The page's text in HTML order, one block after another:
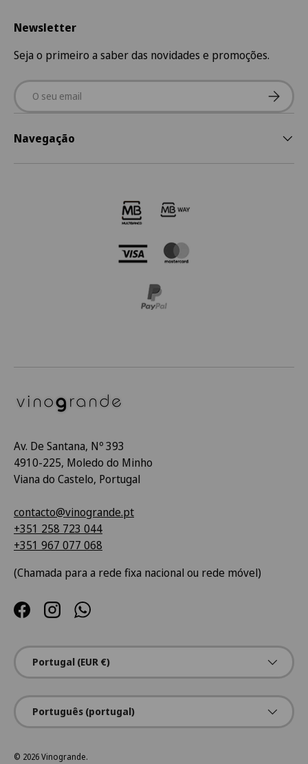
Newsletter
Seja o primeiro a saber das novidades e promoções.
Email
Navegação
Av. De Santana, Nº 393
4910-225, Moledo do Minho
Viana do Castelo, Portugal
contacto@vinogrande.pt
+351 258 723 044
+351 967 077 068
(Chamada para a rede fixa nacional ou rede móvel)
FacebookInstagramWhatsApp
País/Região
Portugal (EUR €)
Idioma
Português (portugal)
© 2026Vinogrande.